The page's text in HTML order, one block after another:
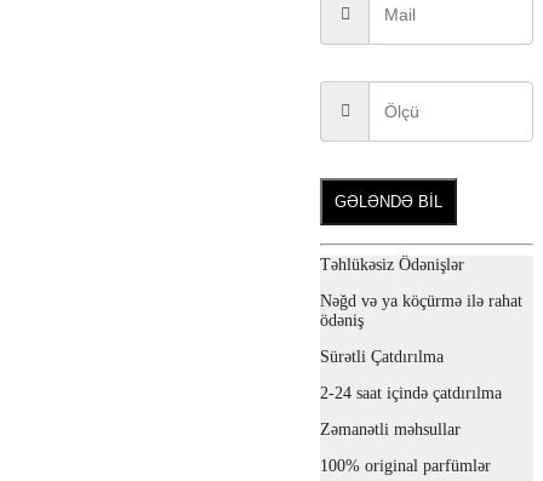
GƏLƏNDƏ BİL
Təhlükəsiz Ödənişlər
Nəğd və ya köçürmə ilə rahat
ödəniş
Sürətli Çatdırılma
2-24 saat içində çatdırılma
Zəmanətli məhsullar
100% original parfümlər